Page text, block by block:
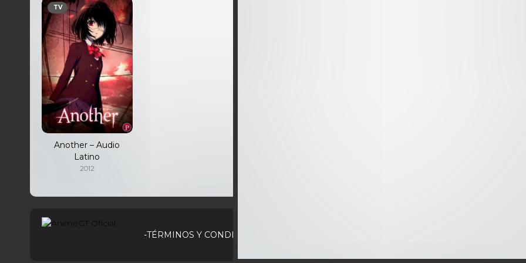
TV
Another – Audio
Latino
2012
-TÉRMINOS Y CONDICIONES-